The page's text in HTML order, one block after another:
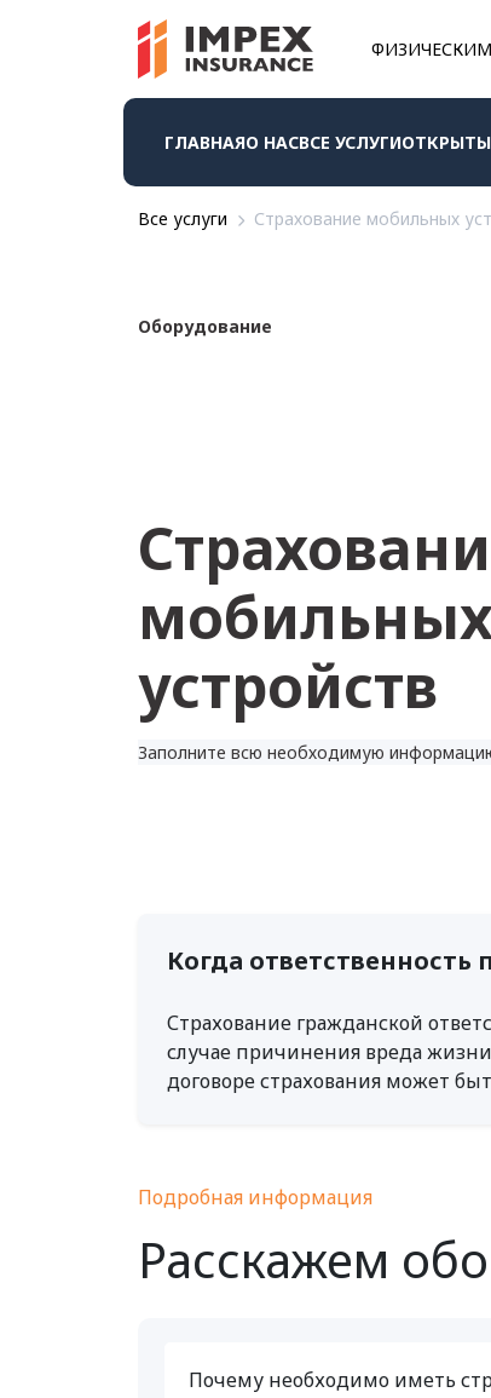
ГЛАВНАЯО НАСВСЕ УСЛУГИ
Все услуги Страхование мобильных
Оборудование
устройств
Заполните всю необходимую
Когда
Страхование гражданской
случае причинения вреда
договоре страхования может
Подробная информация
Расскажем
Почему необходимо иметь